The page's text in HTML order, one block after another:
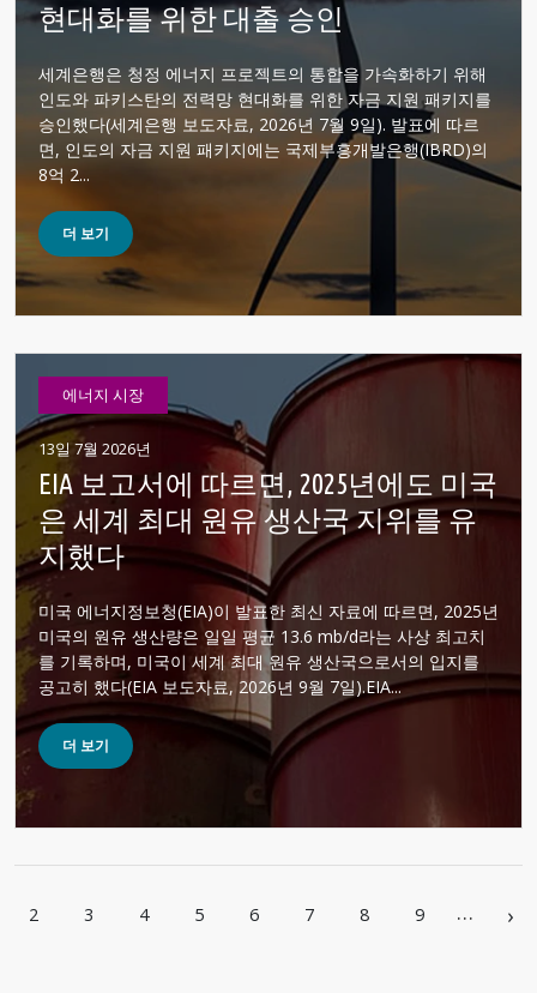
현대화를 위한 대출 승인
세계은행은 청정 에너지 프로젝트의 통합을 가속화하기 위해
인도와 파키스탄의 전력망 현대화를 위한 자금 지원 패키지를
승인했다(세계은행 보도자료, 2026년 7월 9일). 발표에 따르
면, 인도의 자금 지원 패키지에는 국제부흥개발은행(IBRD)의
8억 2...
더 보기
에너지 시장
13일 7월 2026년
EIA 보고서에 따르면, 2025년에도 미국
은 세계 최대 원유 생산국 지위를 유
지했다
미국 에너지정보청(EIA)이 발표한 최신 자료에 따르면, 2025년
미국의 원유 생산량은 일일 평균 13.6 mb/d라는 사상 최고치
를 기록하며, 미국이 세계 최대 원유 생산국으로서의 입지를
공고히 했다(EIA 보도자료, 2026년 9월 7일).EIA...
더 보기
2 3 4 5 6 7 8 9 … ›
다